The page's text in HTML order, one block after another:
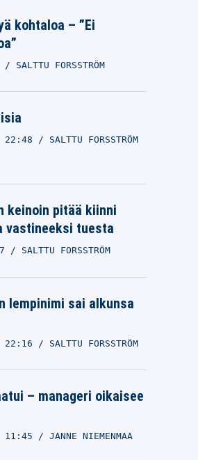
kohtaloa – ”Ei
SALTTU FORSSTRÖM
SALTTU FORSSTRÖM
keinoin pitää kiinni
vastineeksi tuesta
SALTTU FORSSTRÖM
lempinimi sai alkunsa
SALTTU FORSSTRÖM
– manageri oikaisee
JANNE NIEMENMAA